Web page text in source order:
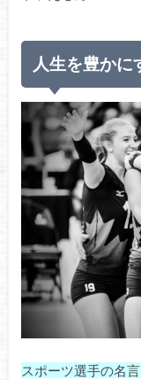
人生を豊かに
スポーツ選手の名